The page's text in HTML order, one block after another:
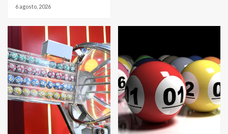
6 agosto, 2026